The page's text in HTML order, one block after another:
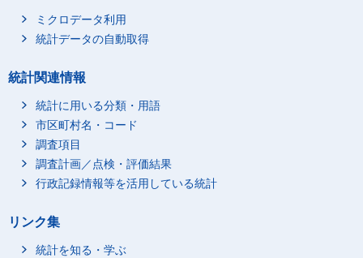
ミクロデータ利用
統計データの自動取得
統計関連情報
統計に用いる分類・用語
市区町村名・コード
調査項目
調査計画／点検・評価結果
行政記録情報等を活用している統計
リンク集
統計を知る・学ぶ